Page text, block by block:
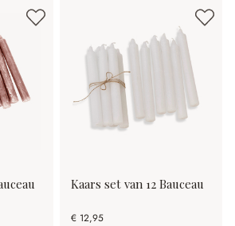
Kaars set van 12 Bauceau
€ 12,95